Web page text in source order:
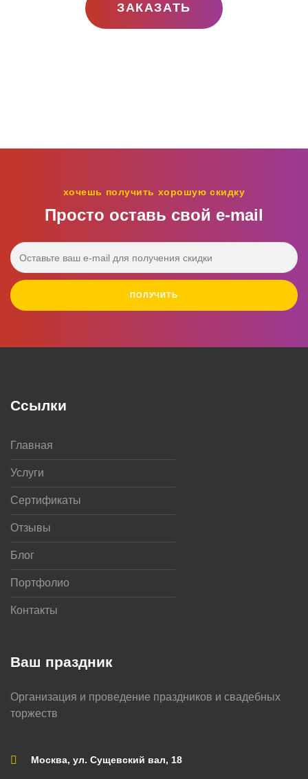
ЗАКАЗАТЬ
хочешь получить хорошую скидку
Просто оставь свой e‑mail
ПОЛУЧИТЬ
Ваш праздник
Организация и проведение праздников и свадебных
торжеств
Москва, ул. Сущевский вал, 18
Ссылки
Главная
Услуги
Сертификаты
Отзывы
Блог
Портфолио
Контакты